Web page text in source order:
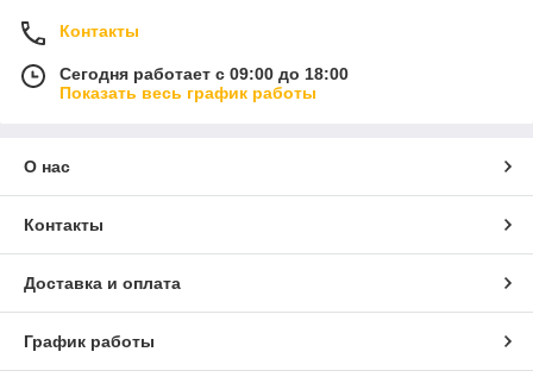
Контакты
Сегодня работает с 09:00 до 18:00
Показать весь график работы
О нас
Контакты
Доставка и оплата
График работы